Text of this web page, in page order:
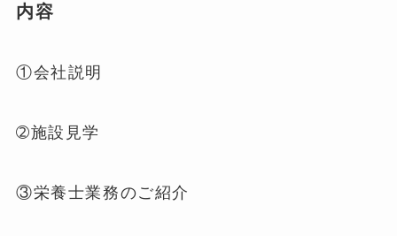
内容
①会社説明
➁施設見学
③栄養士業務のご紹介